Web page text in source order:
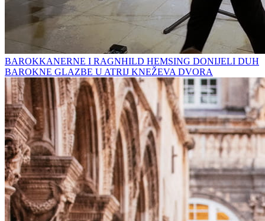
BAROKKANERNE I RAGNHILD HEMSING DONIJELI DUH
BAROKNE GLAZBE U ATRIJ KNEŽEVA DVORA